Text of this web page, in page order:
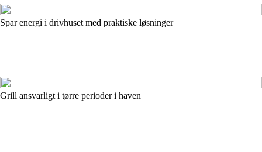
Spar energi i drivhuset med praktiske løsninger
Grill ansvarligt i tørre perioder i haven